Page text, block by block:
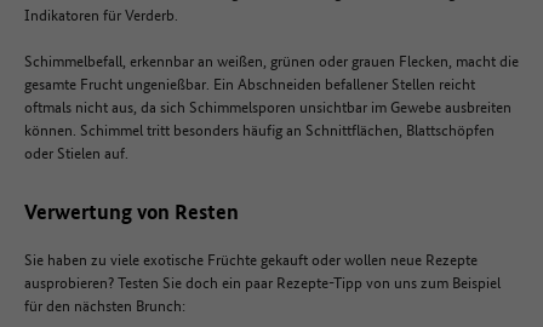
Indikatoren für Verderb.
Schimmelbefall, erkennbar an weißen, grünen oder grauen Flecken, macht die
gesamte Frucht ungenießbar. Ein Abschneiden befallener Stellen reicht
oftmals nicht aus, da sich Schimmelsporen unsichtbar im Gewebe ausbreiten
können. Schimmel tritt besonders häufig an Schnittflächen, Blattschöpfen
oder Stielen auf.
Verwertung von Resten
Sie haben zu viele exotische Früchte gekauft oder wollen neue Rezepte
ausprobieren? Testen Sie doch ein paar Rezepte-Tipp von uns zum Beispiel
für den nächsten Brunch: